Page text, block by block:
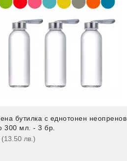
бутилка с еднотонен неопренов
300 мл. - 3 бр.
(13.50 лв.)